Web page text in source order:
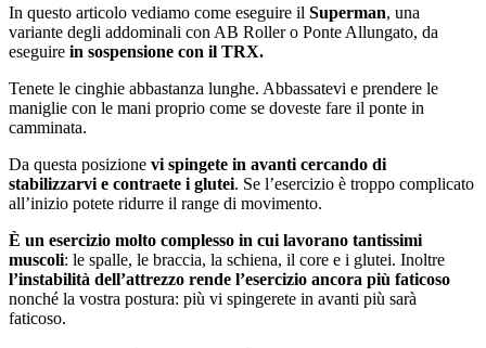
In questo articolo vediamo come eseguire il Superman, una
variante degli addominali con AB Roller o Ponte Allungato, da
eseguire in sospensione con il TRX.
Tenete le cinghie abbastanza lunghe. Abbassatevi e prendere le
maniglie con le mani proprio come se doveste fare il ponte in
camminata.
Da questa posizione vi spingete in avanti cercando di
stabilizzarvi e contraete i glutei. Se l’esercizio è troppo complicato
all’inizio potete ridurre il range di movimento.
È un esercizio molto complesso in cui lavorano tantissimi
muscoli: le spalle, le braccia, la schiena, il core e i glutei. Inoltre
l’instabilità dell’attrezzo rende l’esercizio ancora più faticoso
nonché la vostra postura: più vi spingerete in avanti più sarà
faticoso.